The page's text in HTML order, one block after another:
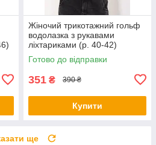
Жіночий трикотажний гольф
водолазка з рукавами
ліхтариками (р. 40-42)
1043197r
Готово до відправки
351 ₴ 390 ₴
Купити
ще